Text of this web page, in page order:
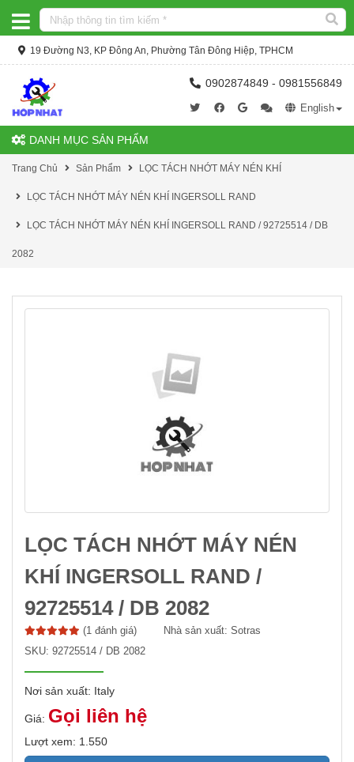
19 Đường N3, KP Đông An, Phường Tân Đông Hiệp, TPHCM
0902874849 - 0981556849
English
DANH MỤC SẢN PHẨM
Trang Chủ Sản Phẩm LỌC TÁCH NHỚT MÁY NÉN KHÍ
LỌC TÁCH NHỚT MÁY NÉN KHÍ INGERSOLL RAND
LỌC TÁCH NHỚT MÁY NÉN KHÍ INGERSOLL RAND / 92725514 / DB
2082
LỌC TÁCH NHỚT MÁY NÉN
KHÍ INGERSOLL RAND /
92725514 / DB 2082
(1 đánh giá) Nhà sản xuất: Sotras
SKU: 92725514 / DB 2082
Nơi sản xuất: Italy
Giá: Gọi liên hệ
Lượt xem: 1.550